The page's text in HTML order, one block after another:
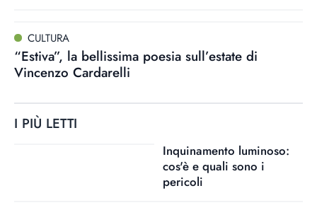
CULTURA
“Estiva”, la bellissima poesia sull’estate di
Vincenzo Cardarelli
I PIÙ LETTI
Inquinamento luminoso:
cos'è e quali sono i
pericoli